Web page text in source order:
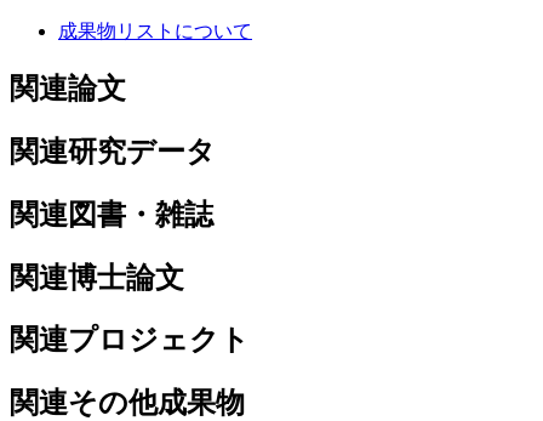
成果物リストについて
関連論文
関連研究データ
関連図書・雑誌
関連博士論文
関連プロジェクト
関連その他成果物